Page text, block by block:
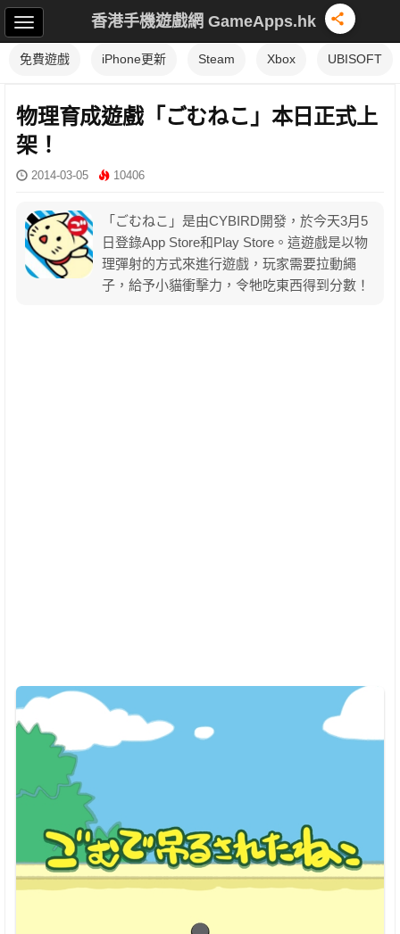
香港手機遊戲網 GameApps.hk
免費遊戲 iPhone更新 Steam Xbox UBISOFT
物理育成遊戲「ごむねこ」本日正式上
架！
2014-03-05 10406
「ごむねこ」是由CYBIRD開發，於今天3月5
日登錄App Store和Play Store。這遊戲是以物
理彈射的方式來進行遊戲，玩家需要拉動繩
子，給予小貓衝擊力，令牠吃東西得到分數！